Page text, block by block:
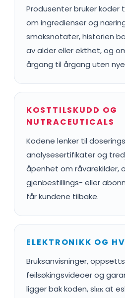
Produsenter bruker koder
om ingredienser og
smaksnotater, historien
av alder eller ekthet, og
årgang til årgang uten
KOSTTILSKUDD OG
NUTRACEUTICALS
Kodene lenker til
analysesertifikater og
åpenhet om råvarekilder,
gjenbestillings- eller
får kundene tilbake.
ELEKTRONIKK OG
Bruksanvisninger,
feilsøkingsvideoer og
ligger bak koden, slик at